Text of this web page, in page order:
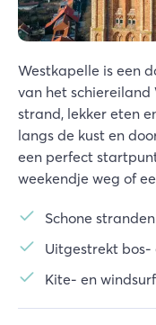
Westkapelle is een
van het schiereiland
strand, lekker eten
langs de kust en
een perfect
weekendje weg of
Schone stranden
Uitgestrekt bos-
Kite- en